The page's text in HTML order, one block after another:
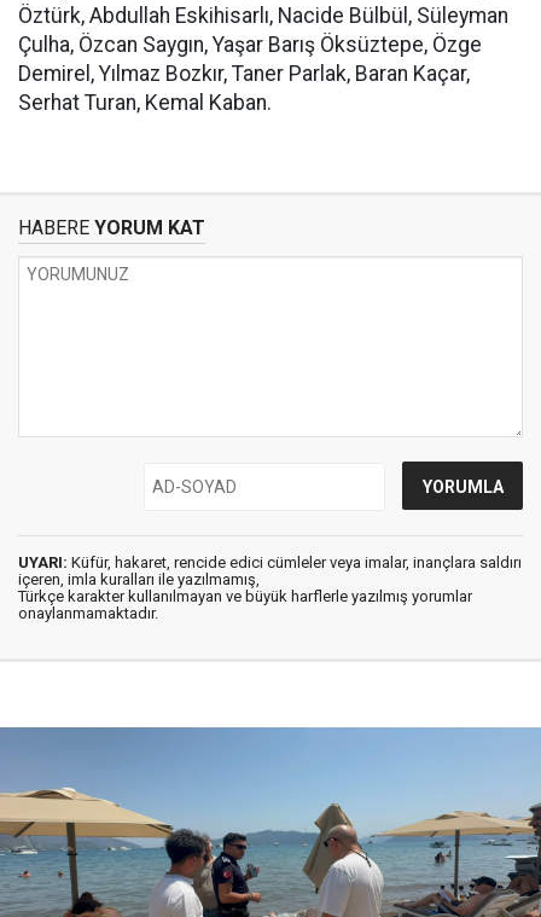
Öztürk, Abdullah Eskihisarlı, Nacide Bülbül, Süleyman
Çulha, Özcan Saygın, Yaşar Barış Öksüztepe, Özge
Demirel, Yılmaz Bozkır, Taner Parlak, Baran Kaçar,
Serhat Turan, Kemal Kaban.
HABERE YORUM KAT
UYARI: Küfür, hakaret, rencide edici cümleler veya imalar, inançlara saldırı
içeren, imla kuralları ile yazılmamış,
Türkçe karakter kullanılmayan ve büyük harflerle yazılmış yorumlar
onaylanmamaktadır.